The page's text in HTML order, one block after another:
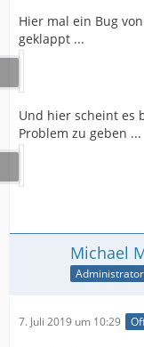
Hier mal ein Bug
geklappt ...
Und hier scheint es
Problem zu geben ...
Michael
Administrator
7. Juli 2019 um 10:29